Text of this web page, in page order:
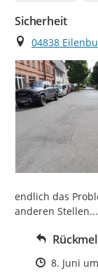
Sicherheit
Ort
04838
endlich das
anderen
Zeitpunkt
8. Juni